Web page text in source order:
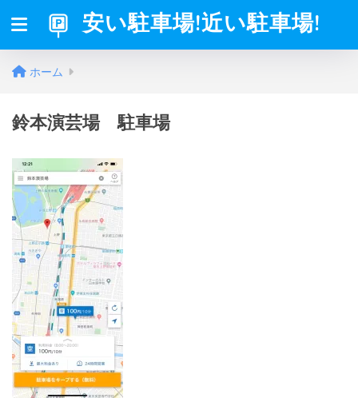
安い駐車場!近い駐車場!
ホーム
鈴本演芸場 駐車場